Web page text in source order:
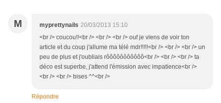
M myprettynails 20/03/2013 15:10
<br /> coucou!!<br /> <br /> <br /> ouf je viens de voir ton
article et du coup j'allume ma télé mdr!!!!!<br /> <br /> <br /> un
peu de plus et j'oubliais rôôôôôôôôôôô<br /> <br /> <br /> ta
déco est superbe, j'attend l'émission avec impatience<br />
<br /> <br /> bises ^^<br />
Répondre